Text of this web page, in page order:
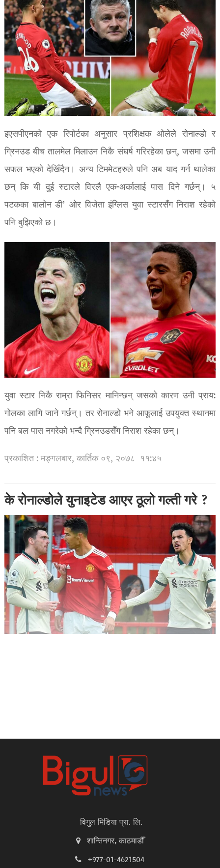
इएसपीएनको एक रिपोर्टका अनुसार प्रशिक्षक ओलेले रोनाल्डो र
ग्रिनउड बीच तालमेल मिलाउन निकै संघर्ष गरिरहेका छन्, जसमा उनी
सफल भएको देखिँदैन। अन्य टिममेटहरुले पनि अब याद गर्न थालेका
छन् कि यी दुई स्टारले विरलै एक-अर्कालाई पास दिने गर्छन्। ५
पटकका बालोन डी’ ओर विजेता इंग्लिस युवा स्टारसँग निराश रहेको
पनि बुझिएको छ।
युवा स्टार निकै राम्रा फिनिसर मानिन्छन् जसको कारण उनी प्राय:
गोलका लागि जाने गर्छन्। तर रोनाल्डो भने आफूलाई उपयुक्त स्थानमा
पनि बल पास नगरेको भन्दै ग्रिनउडसँग निराश रहेका छन्।
प्रकाशित : मङ्गलबार, कार्तिक ०९, २०७८ ११:४५
के रोनाल्डोले युनाइटेड आएर ठूलो गल्ती गरे ?
विगुल मिडिया प्रा. लि.
शान्तिनगर, काठमाडौँ
+977-01-4621504